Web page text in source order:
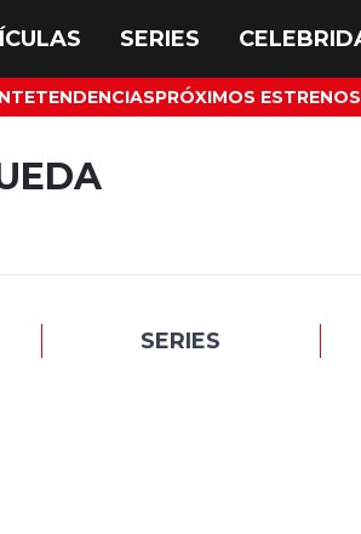
TENDENCIASPRÓXIMOS ESTRENOS
SERIES